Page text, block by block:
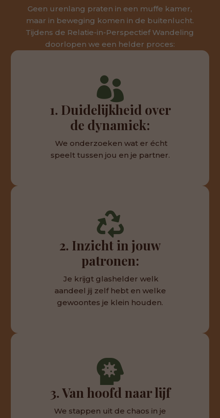
Geen urenlang praten in een muffe kamer,
maar in beweging komen in de buitenlucht.
Tijdens de Relatie-in-Perspectief Wandeling
doorlopen we een helder proces:

1. Duidelijkheid over
de dynamiek:
We onderzoeken wat er écht
speelt tussen jou en je partner.

2. Inzicht in jouw
patronen:
Je krijgt glashelder welk
aandeel jij zelf hebt en welke
gewoontes je klein houden.

3. Van hoofd naar lijf
We stappen uit de chaos in je